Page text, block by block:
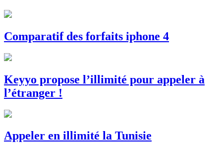
Comparatif des forfaits iphone 4
Keyyo propose l’illimité pour appeler à
l’étranger !
Appeler en illimité la Tunisie